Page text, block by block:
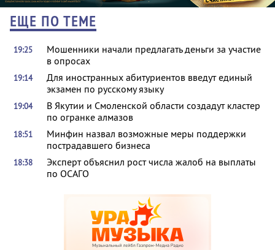
ЕЩЕ ПО ТЕМЕ
19:25
Мошенники начали предлагать деньги за участие
в опросах
19:14
Для иностранных абитуриентов введут единый
экзамен по русскому языку
19:04
В Якутии и Смоленской области создадут кластер
по огранке алмазов
18:51
Минфин назвал возможные меры поддержки
пострадавшего бизнеса
18:38
Эксперт объяснил рост числа жалоб на выплаты
по ОСАГО